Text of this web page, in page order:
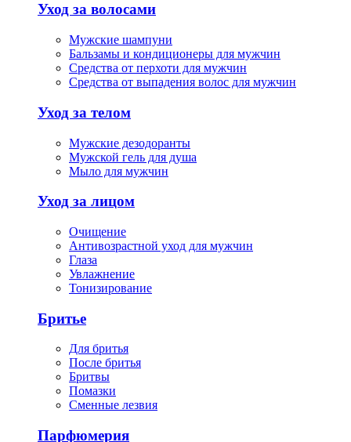
Уход за волосами
Мужские шампуни
Бальзамы и кондиционеры для мужчин
Средства от перхоти для мужчин
Средства от выпадения волос для мужчин
Уход за телом
Мужские дезодоранты
Мужской гель для душа
Мыло для мужчин
Уход за лицом
Очищение
Антивозрастной уход для мужчин
Глаза
Увлажнение
Тонизирование
Бритье
Для бритья
После бритья
Бритвы
Помазки
Сменные лезвия
Парфюмерия